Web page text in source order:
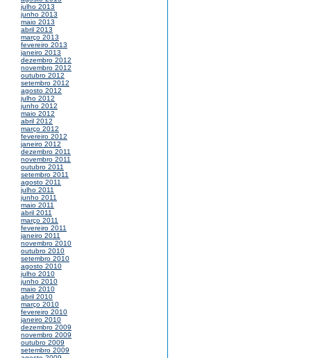
julho 2013
junho 2013
maio 2013
abril 2013
março 2013
fevereiro 2013
janeiro 2013
dezembro 2012
novembro 2012
outubro 2012
setembro 2012
agosto 2012
julho 2012
junho 2012
maio 2012
abril 2012
março 2012
fevereiro 2012
janeiro 2012
dezembro 2011
novembro 2011
outubro 2011
setembro 2011
agosto 2011
julho 2011
junho 2011
maio 2011
abril 2011
março 2011
fevereiro 2011
janeiro 2011
novembro 2010
outubro 2010
setembro 2010
agosto 2010
julho 2010
junho 2010
maio 2010
abril 2010
março 2010
fevereiro 2010
janeiro 2010
dezembro 2009
novembro 2009
outubro 2009
setembro 2009